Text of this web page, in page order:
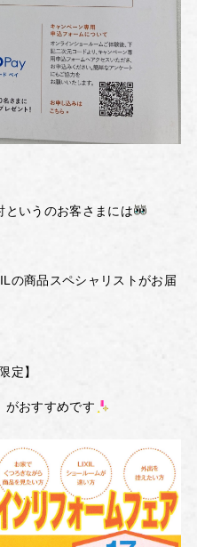
というのお客さまには
の商品スペシャリストがお届
定】
おすすめです